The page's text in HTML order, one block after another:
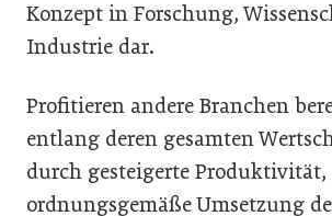
Konzept in Forschung,
Industrie dar.
Profitieren andere Branchen
entlang deren gesamten
durch gesteigerte Produktivität,
ordnungsgemäße Umsetzung